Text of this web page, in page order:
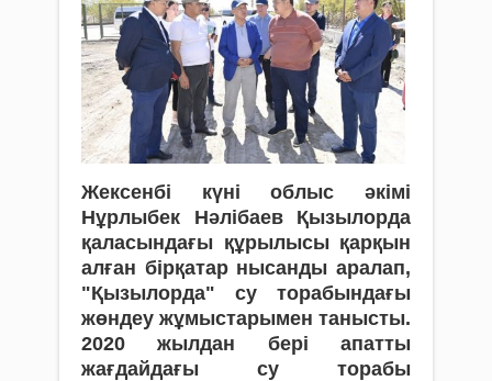
Жексенбі күні облыс әкімі
Нұрлыбек Нәлібаев Қызылорда
қаласындағы құрылысы қарқын
алған бірқатар нысанды аралап,
"Қызылорда" су торабындағы
жөндеу жұмыстарымен танысты.
2020 жылдан бері апатты
жағдайдағы су торабы